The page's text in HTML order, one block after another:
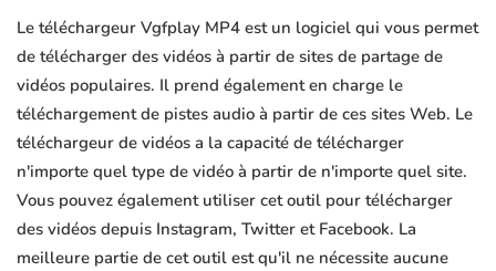
Le téléchargeur Vgfplay MP4 est un logiciel qui vous permet
de télécharger des vidéos à partir de sites de partage de
vidéos populaires. Il prend également en charge le
téléchargement de pistes audio à partir de ces sites Web. Le
téléchargeur de vidéos a la capacité de télécharger
n'importe quel type de vidéo à partir de n'importe quel site.
Vous pouvez également utiliser cet outil pour télécharger
des vidéos depuis Instagram, Twitter et Facebook. La
meilleure partie de cet outil est qu'il ne nécessite aucune